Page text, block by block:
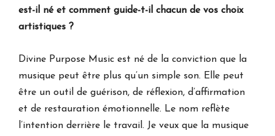
est-il né et comment guide-t-il chacun de vos choix
artistiques ?
Divine Purpose Music est né de la conviction que la
musique peut être plus qu’un simple son. Elle peut
être un outil de guérison, de réflexion, d’affirmation
et de restauration émotionnelle. Le nom reflète
l’intention derrière le travail. Je veux que la musique